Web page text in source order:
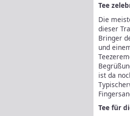
Tee
Die
dieser
Bringer
und
ist da
Tee für